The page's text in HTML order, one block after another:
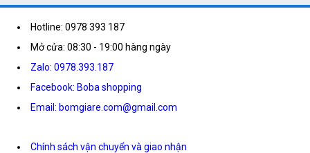
Hotline: 0978 393 187
Mở cửa: 08:30 - 19:00 hàng ngày
Zalo: 0978.393.187
Facebook: Boba shopping
Email: bomgiare.com@gmail.com
Chính sách vận chuyển và giao nhận